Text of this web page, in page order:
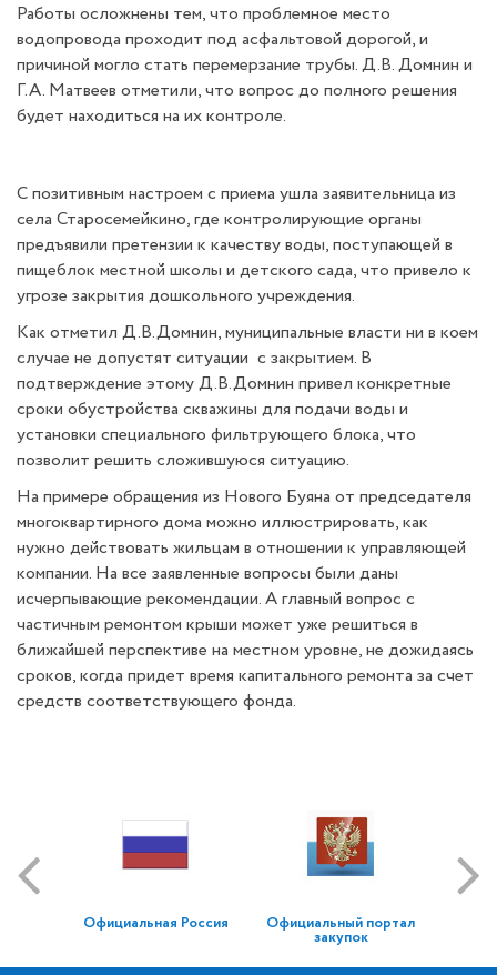
Работы осложнены тем, что проблемное место
водопровода проходит под асфальтовой дорогой, и
причиной могло стать перемерзание трубы. Д.В. Домнин и
Г.А. Матвеев отметили, что вопрос до полного решения
будет находиться на их контроле.
С позитивным настроем с приема ушла заявительница из
села Старосемейкино, где контролирующие органы
предъявили претензии к качеству воды, поступающей в
пищеблок местной школы и детского сада, что привело к
угрозе закрытия дошкольного учреждения.
Как отметил Д.В.Домнин, муниципальные власти ни в коем
случае не допустят ситуации с закрытием. В
подтверждение этому Д.В.Домнин привел конкретные
сроки обустройства скважины для подачи воды и
установки специального фильтрующего блока, что
позволит решить сложившуюся ситуацию.
На примере обращения из Нового Буяна от председателя
многоквартирного дома можно иллюстрировать, как
нужно действовать жильцам в отношении к управляющей
компании. На все заявленные вопросы были даны
исчерпывающие рекомендации. А главный вопрос с
частичным ремонтом крыши может уже решиться в
ближайшей перспективе на местном уровне, не дожидаясь
сроков, когда придет время капитального ремонта за счет
средств соответствующего фонда.
Официальная Россия Официальный портал
закупок